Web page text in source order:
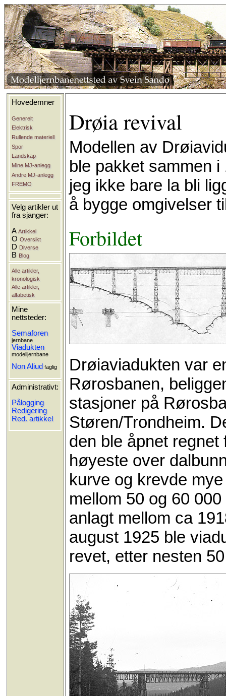
Hovedemner
Generelt
Elektrisk
Rullende materiell
Spor
Landskap
Mine MJ-anlegg
Andre MJ-anlegg
FREMO
Velg artikler ut
fra sjanger:
AArtikkel
OOversikt
D Diverse
B Blog
Alle artikler,
kronologisk
Alle artikler,
alfabetisk
Mine
nettsteder:
Semaforen
jernbane
Viadukten
modelljernbane
Non Aliud faglig
Administrativt:
Pålogging
Redigering
Red. artikkel
Drøia revival
Modellen av
ble pakket sammen
jeg ikke bare la bli
å bygge omgivelser
Forbildet
Drøiaviadukten var
Rørosbanen,
stasjoner på
Støren/Trondheim.
den ble åpnet
høyeste over
kurve og krevde
mellom 50 og 60
anlagt mellom ca
august 1925 ble
revet, etter nesten